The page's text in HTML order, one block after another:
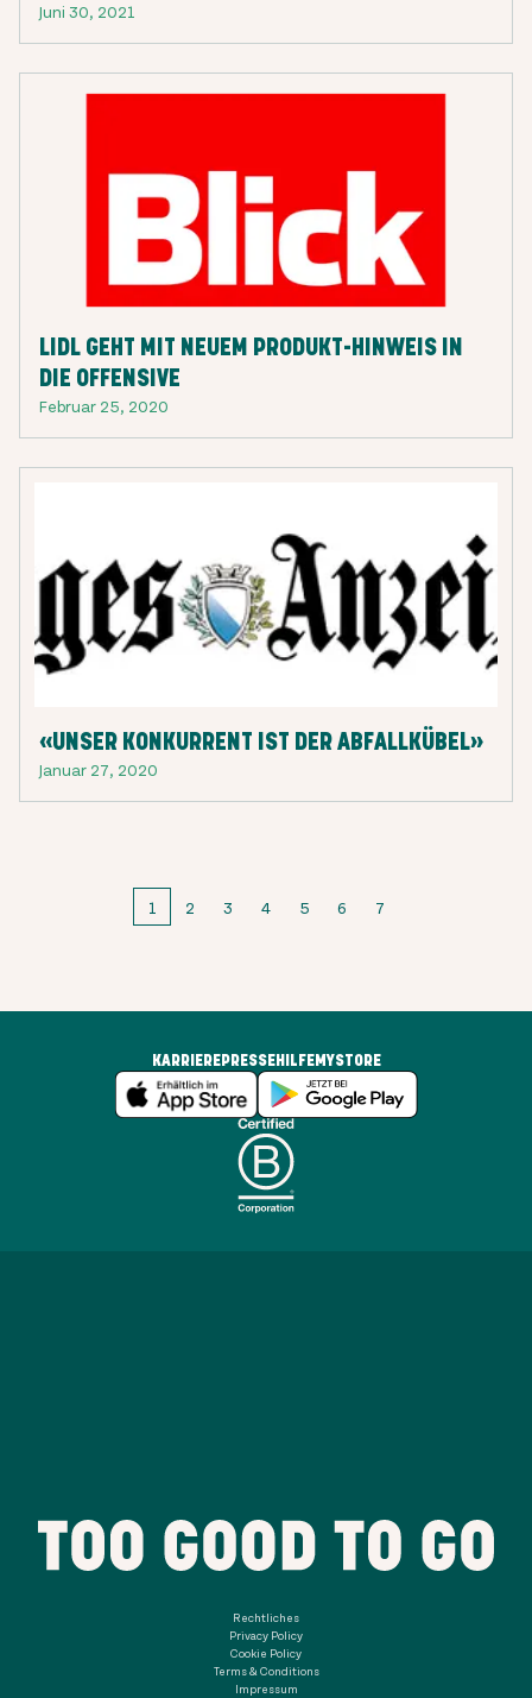
Juni 30, 2021
LIDL GEHT MIT NEUEM PRODUKT-HINWEIS IN
DIE OFFENSIVE
Februar 25, 2020
«UNSER KONKURRENT IST DER ABFALLKÜBEL»
Januar 27, 2020
1 2 3 4 5 6 7
KARRIEREPRESSEHILFEMYSTORE
Rechtliches
Privacy Policy
Cookie Policy
Terms & Conditions
Impressum